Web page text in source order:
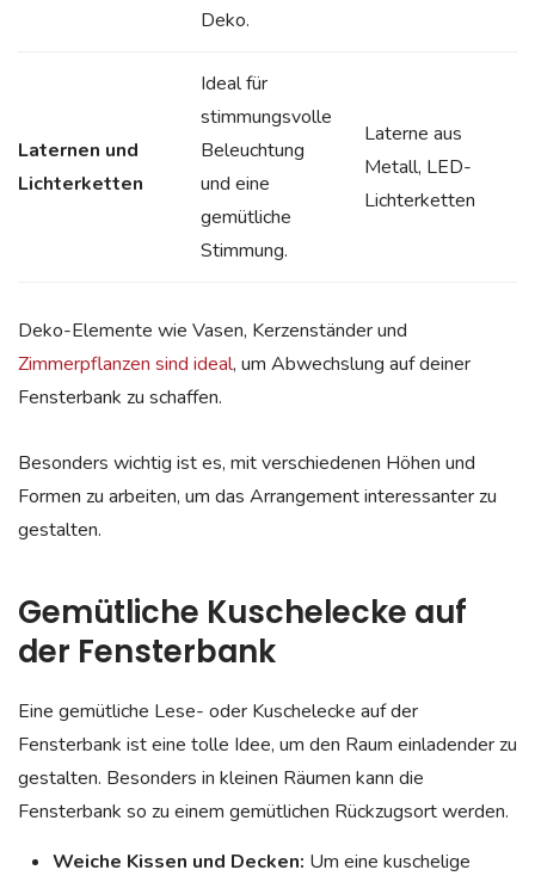
Deko.
Laternen und
Lichterketten
Ideal für
stimmungsvolle
Beleuchtung
und eine
gemütliche
Stimmung.
Laterne aus
Metall, LED-
Lichterketten
Deko-Elemente wie Vasen, Kerzenständer und
Zimmerpflanzen sind ideal, um Abwechslung auf deiner
Fensterbank zu schaffen.
Besonders wichtig ist es, mit verschiedenen Höhen und
Formen zu arbeiten, um das Arrangement interessanter zu
gestalten.
Gemütliche Kuschelecke auf
der Fensterbank
Eine gemütliche Lese- oder Kuschelecke auf der
Fensterbank ist eine tolle Idee, um den Raum einladender zu
gestalten. Besonders in kleinen Räumen kann die
Fensterbank so zu einem gemütlichen Rückzugsort werden.
Weiche Kissen und Decken: Um eine kuschelige